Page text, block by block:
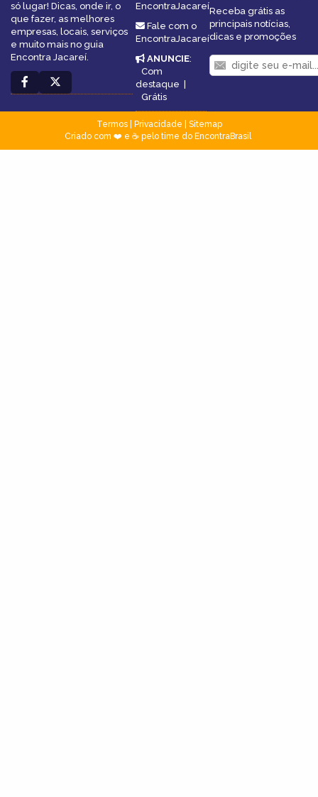
só lugar! Dicas, onde ir, o
que fazer, as melhores
empresas, locais, serviços
e muito mais no guia
Encontra Jacareí.
EncontraJacareí
Fale com o
EncontraJacareí
ANUNCIE:
Com
destaque
Grátis
Receba grátis as
principais notícias,
dicas e promoções
Termos| Privacidade
Sitemap
Criado com ❤️ e ☕ pelo time do EncontraBrasil